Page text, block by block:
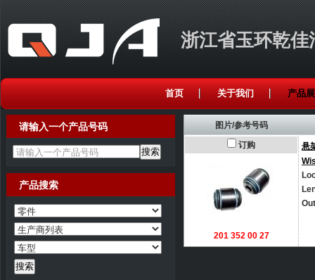
浙江省玉环乾
首页 关于我们 产品
图片/参考号码
订购
201 352 00 27
悬
请输入一个产品号码
请输入一个产品号码
产品搜索